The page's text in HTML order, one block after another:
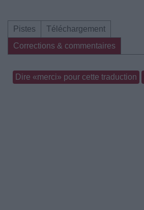
Pistes
Téléchargement
Corrections & commentaires
Dire «merci» pour cette traduction